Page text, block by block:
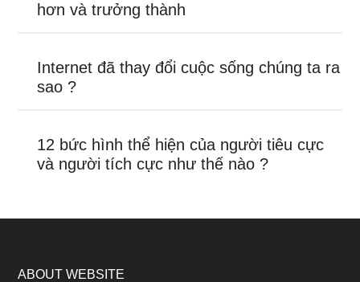
hơn và trưởng thành
Internet đã thay đổi cuộc sống chúng ta ra
sao ?
12 bức hình thể hiện của người tiêu cực
và người tích cực như thế nào ?
ABOUT WEBSITE